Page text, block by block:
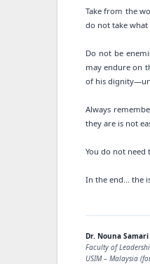
Take from the
do not take what
Do not be
may endure on
of his
Always
they are is not
You do not need
In the end… the
Dr. Nouna Samari
Faculty of
USIM – Malaysia